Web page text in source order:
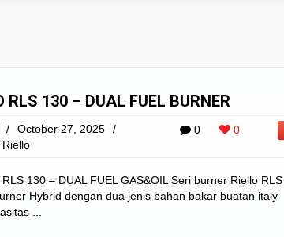
RLS 130 – DUAL FUEL BURNER
0 0
/ October 27, 2025
/
130 – DUAL FUEL GAS&OIL Seri burner Riello RLS
Hybrid dengan dua jenis bahan bakar buatan italy
...